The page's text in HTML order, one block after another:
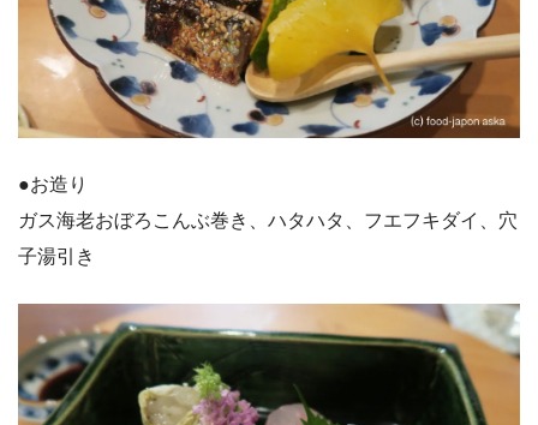
●お造り
ガス海老おぼろこんぶ巻き、ハタハタ、フエフキダイ、穴
子湯引き